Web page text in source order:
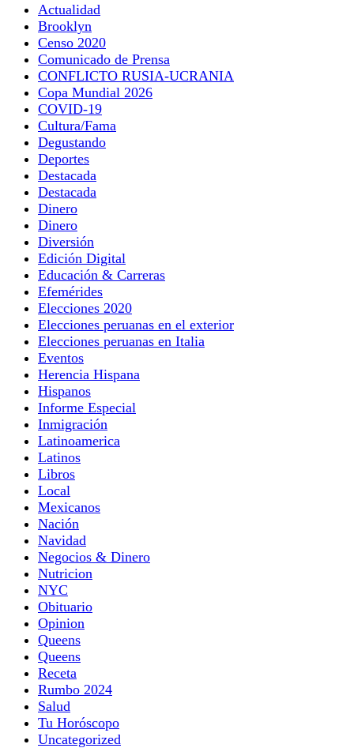
Actualidad
Brooklyn
Censo 2020
Comunicado de Prensa
CONFLICTO RUSIA-UCRANIA
Copa Mundial 2026
COVID-19
Cultura/Fama
Degustando
Deportes
Destacada
Destacada
Dinero
Dinero
Diversión
Edición Digital
Educación & Carreras
Efemérides
Elecciones 2020
Elecciones peruanas en el exterior
Elecciones peruanas en Italia
Eventos
Herencia Hispana
Hispanos
Informe Especial
Inmigración
Latinoamerica
Latinos
Libros
Local
Mexicanos
Nación
Navidad
Negocios & Dinero
Nutricion
NYC
Obituario
Opinion
Queens
Queens
Receta
Rumbo 2024
Salud
Tu Horóscopo
Uncategorized